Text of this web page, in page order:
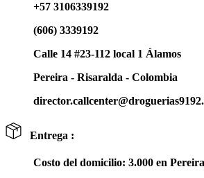
+57 3106339192
(606) 3339192
Calle 14 #23-112 local 1 Álamos
Pereira - Risaralda - Colombia
Entrega :
Costo del domicilio: 3.000 en